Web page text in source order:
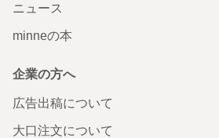
ニュース
minneの本
企業の方へ
広告出稿について
大口注文について